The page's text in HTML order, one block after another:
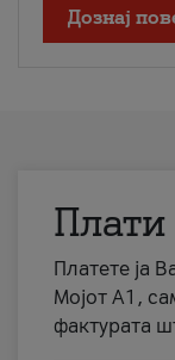
Дознај
Платете ја
Мојот А1,
фактурата